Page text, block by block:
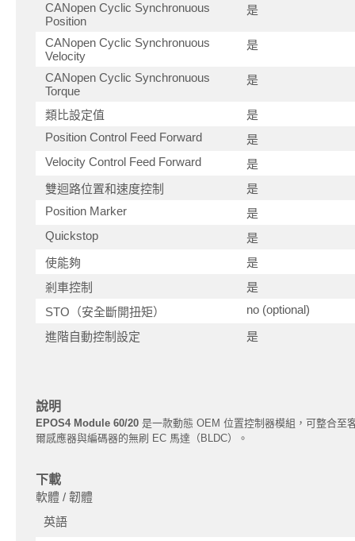
CANopen Cyclic Synchronuous
Position
是
CANopen Cyclic Synchronuous
Velocity
是
CANopen Cyclic Synchronuous
Torque
是
類比設定值
是
Position Control Feed Forward
是
Velocity Control Feed Forward
是
雙迴路位置和速度控制
是
Position Marker
是
Quickstop
是
使能夠
是
剎車控制
是
STO（安全斷開扭矩）
no (optional)
進階自動控制設定
是
說明
EPOS4 Module 60/20 是一款動態 OEM 位置控制器模組，可整合至
爾感應器與編碼器的無刷 EC 馬達（BLDC）。
下載
軟體 / 韌體
英語